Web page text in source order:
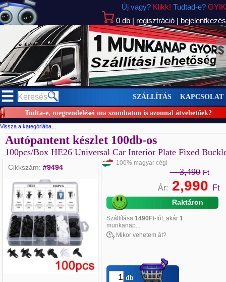
0 db | regisztráció | bejelentkezés
Új vagy? Klikk! Tudtad-e? GYIK
>
Tudta-e, megrendelései ma szombaton is azonnal átvehetőek?
SZÁLLÍTÁS KAPCSOLAT
Vissza a kategóriába...
Autópantent készlet 100db-os
100pcs/Box HE26 Universal Car Interior Plate Fixed
Cikkszám: #9494
100% magyar cég!
3,490 Ft
Ár: 2,990 Ft
Raktáron
Szállítása1490Ft-tól, akár1
munkanap...
Mikor vehetem át?
db